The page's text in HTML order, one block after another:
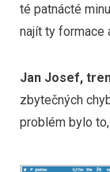
té patnácté
najít ty formace
Jan Josef,
zbytečných
problém bylo